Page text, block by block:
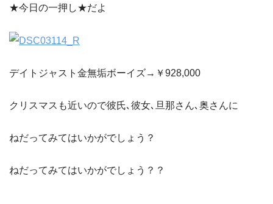
★今日の一押し★だよ
デイトジャスト金無垢ボーイズ→￥928,000
クリスマスも近いので彼氏､彼女､旦那さん､奥さんに
ねだってみてはいかがでしょう？
ねだってみてはいかがでしょう？？